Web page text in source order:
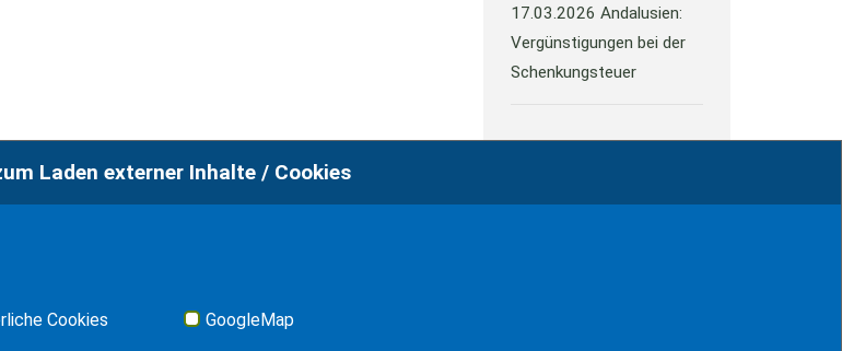
17.03.2026Andalusien:
Vergünstigungen bei der
Schenkungsteuer
Laden externer Inhalte / Cookies
Cookies GoogleMap